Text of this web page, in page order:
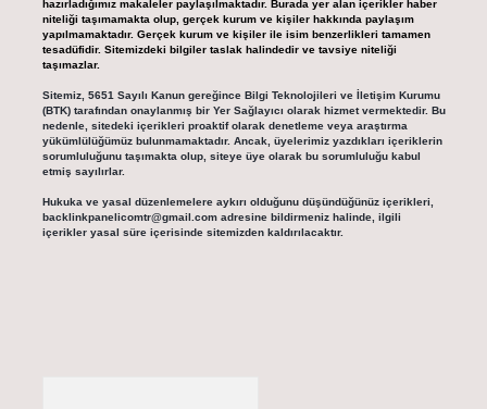
hazırladığımız makaleler paylaşılmaktadır. Burada yer alan içerikler haber
niteliği taşımamakta olup, gerçek kurum ve kişiler hakkında paylaşım
yapılmamaktadır. Gerçek kurum ve kişiler ile isim benzerlikleri tamamen
tesadüfidir. Sitemizdeki bilgiler taslak halindedir ve tavsiye niteliği
taşımazlar.
Sitemiz, 5651 Sayılı Kanun gereğince Bilgi Teknolojileri ve İletişim Kurumu
(BTK) tarafından onaylanmış bir Yer Sağlayıcı olarak hizmet vermektedir. Bu
nedenle, sitedeki içerikleri proaktif olarak denetleme veya araştırma
yükümlülüğümüz bulunmamaktadır. Ancak, üyelerimiz yazdıkları içeriklerin
sorumluluğunu taşımakta olup, siteye üye olarak bu sorumluluğu kabul
etmiş sayılırlar.
Hukuka ve yasal düzenlemelere aykırı olduğunu düşündüğünüz içerikleri,
backlinkpanelicomtr@gmail.comadresine bildirmeniz halinde, ilgili
içerikler yasal süre içerisinde sitemizden kaldırılacaktır.